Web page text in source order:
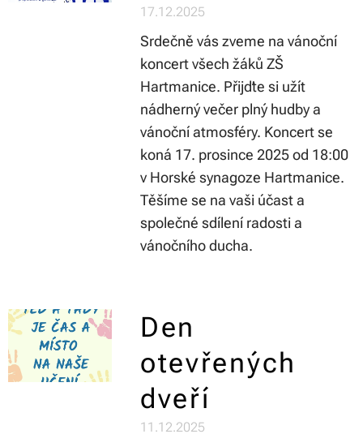
17.12.2025
Srdečně vás zveme na vánoční
koncert všech žáků ZŠ
Hartmanice. Přijďte si užít
nádherný večer plný hudby a
vánoční atmosféry. Koncert se
koná 17. prosince 2025 od 18:00
v Horské synagoze Hartmanice.
Těšíme se na vaši účast a
společné sdílení radosti a
vánočního ducha.
Den
otevřených
dveří
11.12.2025